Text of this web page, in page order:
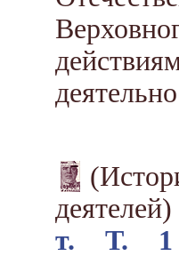
т. Т. 1